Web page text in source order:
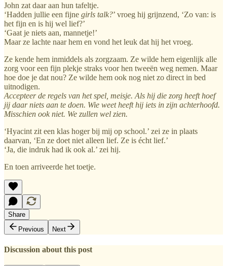
John zat daar aan hun tafeltje.
‘Hadden jullie een fijne girls talk?’ vroeg hij grijnzend, ‘Zo van: is
het fijn en is hij wel lief?’
‘Gaat je niets aan, mannetje!’
Maar ze lachte naar hem en vond het leuk dat hij het vroeg.
Ze kende hem inmiddels als zorgzaam. Ze wilde hem eigenlijk alle
zorg voor een fijn plekje straks voor hen tweeën weg nemen. Maar
hoe doe je dat nou? Ze wilde hem ook nog niet zo direct in bed
uitnodigen.
Accepteer de regels van het spel, meisje. Als hij die zorg heeft hoef
jij daar niets aan te doen. Wie weet heeft hij iets in zijn achterhoofd.
Misschien ook niet. We zullen wel zien.
‘Hyacint zit een klas hoger bij mij op school.’ zei ze in plaats
daarvan, ‘En ze doet niet alleen lief. Ze is écht lief.’
‘Ja, die indruk had ik ook al.’ zei hij.
En toen arriveerde het toetje.
Share
Previous
Next
Discussion about this post